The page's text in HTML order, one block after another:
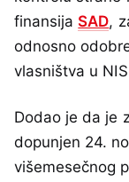
finansijaSAD,
odnosno
vlasništva u
Dodao je da je
dopunjen 24.
višemesečnog